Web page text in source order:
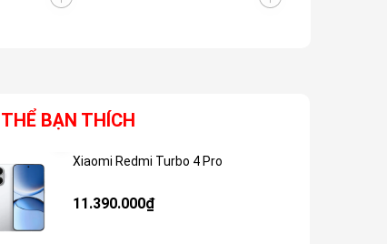
BẠN THÍCH
Xiaomi Redmi Turbo 4 Pro
11.390.000₫